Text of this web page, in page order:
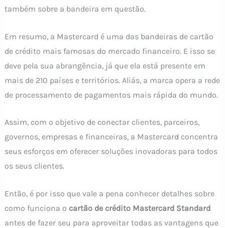
também sobre a bandeira em questão.
Em resumo, a Mastercard é uma das bandeiras de cartão
de crédito mais famosas do mercado financeiro. E isso se
deve pela sua abrangência, já que ela está presente em
mais de 210 países e territórios. Aliás, a marca opera a rede
de processamento de pagamentos mais rápida do mundo.
Assim, com o objetivo de conectar clientes, parceiros,
governos, empresas e financeiras, a Mastercard concentra
seus esforços em oferecer soluções inovadoras para todos
os seus clientes.
Então, é por isso que vale a pena conhecer detalhes sobre
como funciona o cartão de crédito Mastercard Standard
antes de fazer seu para aproveitar todas as vantagens que